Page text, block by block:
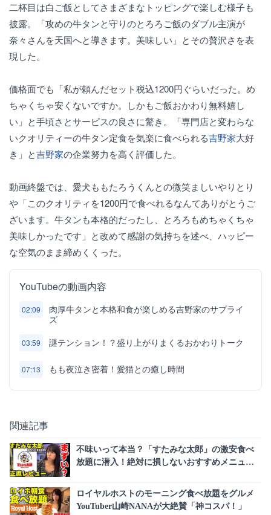
二杯目は白ご飯としてさまざまなトッピングで楽しむ様子も
披露。「攻めの牛タンと守りのとろろご飯のダブル主演が
奈々さんを天国へと導きます。美味しい」とその贅沢さを表
現した。
価格面でも「私が頼んだセット税込1200円ぐらいだった。め
ちゃくちゃ安くないですか。しかもご飯おかわり無料嬉し
い」と手頃さとサービスの良さに驚き。「専門店と変わらな
いクオリティーの牛タン定食を気楽に食べられる吉野家大好
き」と吉野家の企業努力を高く評価した。
動画終盤では、愛犬ももたろうくんとの微笑ましいやりとり
や「このクオリティを1200円で食べれるなんてありがとうご
ざいます。牛タンも本格的だったし、とろろもめちゃくちゃ
美味しかったです」と改めて感謝の気持ちを述べ、ハッピー
な空気のまま締めくくった。
YouTubeの動画内容
02:09
肉厚牛タンと本格和食が楽しめる吉野家のサプライ
ズ
03:59 謎テンション！？盛り上がりまくるおかわりトーク
07:13 もも夜泣き密着！愛猫との癒し時間
関連記事
不味いって本当？「すたみな太郎」の激安食べ
放題に潜入！絶対に損しないおすすめメニュー
ロイヤルホストのモーニング食べ放題をグルメ
YouTuber山崎NANAが大絶賛「神コスパ！」